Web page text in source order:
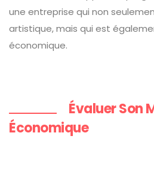
une entreprise qui non
artistique, mais qui est
économique.
Évaluer Son
Économique